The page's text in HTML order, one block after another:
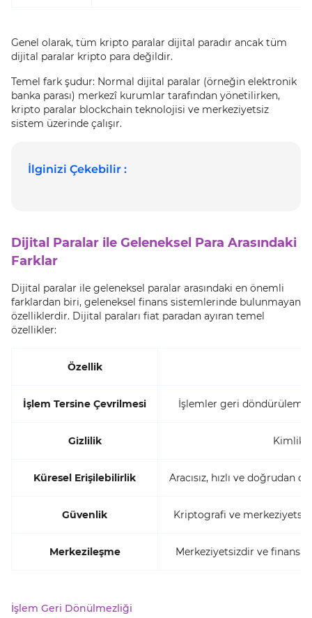
Genel olarak, tüm kripto paralar dijital paradır ancak tüm
dijital paralar kripto para değildir.
Temel fark şudur: Normal dijital paralar (örneğin elektronik
banka parası) merkezî kurumlar tarafından yönetilirken,
kripto paralar blockchain teknolojisi ve merkeziyetsiz
sistem üzerinde çalışır.
İlginizi Çekebilir :
Dijital Paralar ile Geleneksel Para Arasındaki
Farklar
Dijital paralar ile geleneksel paralar arasındaki en önemli
farklardan biri, geleneksel finans sistemlerinde bulunmayan
özelliklerdir. Dijital paraları fiat paradan ayıran temel
özellikler:
Özellik
İşlem Tersine Çevrilmesi İşlemler geri döndürülemez
Gizlilik Kimlik
Küresel Erişilebilirlik Aracısız, hızlı ve doğrudan
Güvenlik Kriptografi ve merkeziyetsiz
Merkezileşme Merkeziyetsizdir ve
İşlem Geri Dönülmezliği